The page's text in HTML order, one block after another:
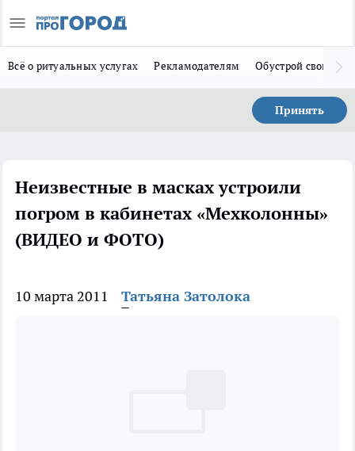
Всё о ритуальных услугах Рекламодателям Обустрой свой дом
Принять
Неизвестные в масках устроили
погром в кабинетах «Мехколонны»
(ВИДЕО и ФОТО)
10 марта 2011 Татьяна Затолока